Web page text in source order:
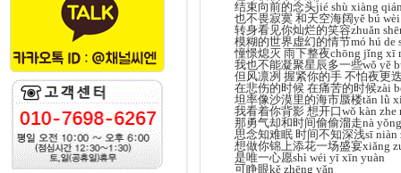
结束向前的念头jié shù xiàng
也不畏寂寞 和天空海阔yě bú
转身看见你灿烂的笑容zhuǎn
模糊的世界虚幻的情节mó hú
憧憬熄灭 雨下整夜chōng jǐng xī
我也不能凝聚星辰多一些wǒ yě
但风凛冽 握紧你的手 不怕夜更
在悲伤的时候 在痛苦的时候zài
坦率像沙漠里的海市蜃楼tǎn lǜ
我看着你背影 想开口wǒ kàn
那勇气却和时间偷偷溜走nà
思念知难眠 时间不知深浅sī
想做你锦上添花一场盛宴xiǎng
是唯一心愿shì wéi yī xīn yuàn
可睁眼kě zhēng yǎn